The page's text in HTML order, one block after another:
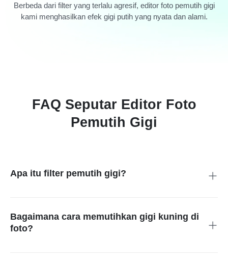
Berbeda dari filter yang terlalu agresif, editor foto pemutih gigi
kami menghasilkan efek gigi putih yang nyata dan alami.
FAQ Seputar Editor Foto
Pemutih Gigi
Apa itu filter pemutih gigi?
menghapus noda kuning dan membuat senyum terlihat lebih
cerah. Filter ini memberikan hasil senyum sehat tanpa
Bagaimana cara memutihkan gigi kuning di
foto?